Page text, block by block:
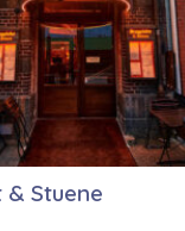
Stuene